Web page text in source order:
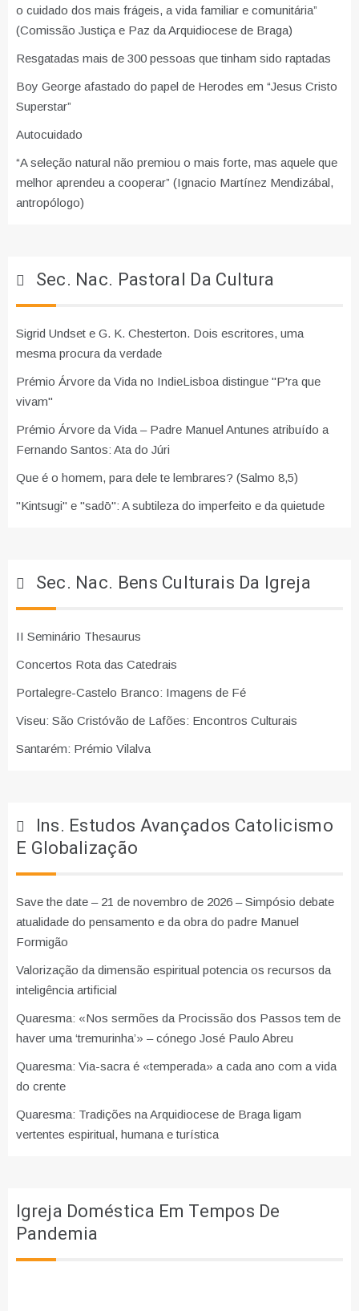
o cuidado dos mais frágeis, a vida familiar e comunitária”
(Comissão Justiça e Paz da Arquidiocese de Braga)
Resgatadas mais de 300 pessoas que tinham sido raptadas
Boy George afastado do papel de Herodes em “Jesus Cristo
Superstar”
Autocuidado
“A seleção natural não premiou o mais forte, mas aquele que
melhor aprendeu a cooperar” (Ignacio Martínez Mendizábal,
antropólogo)
Sec. Nac. Pastoral Da Cultura
Sigrid Undset e G. K. Chesterton. Dois escritores, uma
mesma procura da verdade
Prémio Árvore da Vida no IndieLisboa distingue "P'ra que
vivam"
Prémio Árvore da Vida – Padre Manuel Antunes atribuído a
Fernando Santos: Ata do Júri
Que é o homem, para dele te lembrares? (Salmo 8,5)
"Kintsugi" e "sadō": A subtileza do imperfeito e da quietude
Sec. Nac. Bens Culturais Da Igreja
II Seminário Thesaurus
Concertos Rota das Catedrais
Portalegre-Castelo Branco: Imagens de Fé
Viseu: São Cristóvão de Lafões: Encontros Culturais
Santarém: Prémio Vilalva
Ins. Estudos Avançados Catolicismo
E Globalização
Save the date – 21 de novembro de 2026 – Simpósio debate
atualidade do pensamento e da obra do padre Manuel
Formigão
Valorização da dimensão espiritual potencia os recursos da
inteligência artificial
Quaresma: «Nos sermões da Procissão dos Passos tem de
haver uma ‘tremurinha’» – cónego José Paulo Abreu
Quaresma: Via-sacra é «temperada» a cada ano com a vida
do crente
Quaresma: Tradições na Arquidiocese de Braga ligam
vertentes espiritual, humana e turística
Igreja Doméstica Em Tempos De
Pandemia